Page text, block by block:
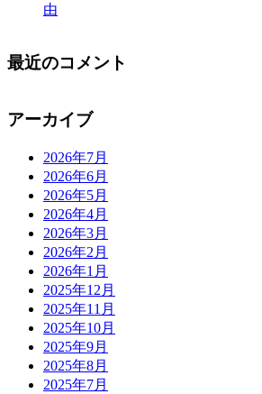
由
最近のコメント
アーカイブ
2026年7月
2026年6月
2026年5月
2026年4月
2026年3月
2026年2月
2026年1月
2025年12月
2025年11月
2025年10月
2025年9月
2025年8月
2025年7月